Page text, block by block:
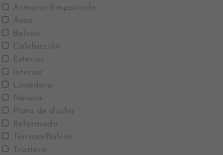
Armario Empotrado
Aseo
Balcón
Calefacción
Exterior
Interior
Lavadora
Nevera
Plato de ducha
Reformado
Terraza/Balcón
Trastero